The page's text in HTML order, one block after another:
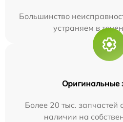
Большинство
устраняем в
Оригинальные
Более 20 тыс. запчастей
наличии на